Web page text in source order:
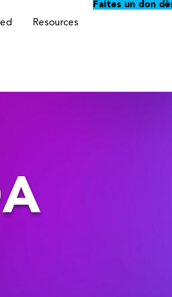
Resources
Faites un don